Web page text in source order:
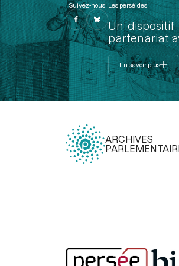
Suivez-nous Les perséides
Un dispositif
partenariat
En savoir plus
ARCHIVES